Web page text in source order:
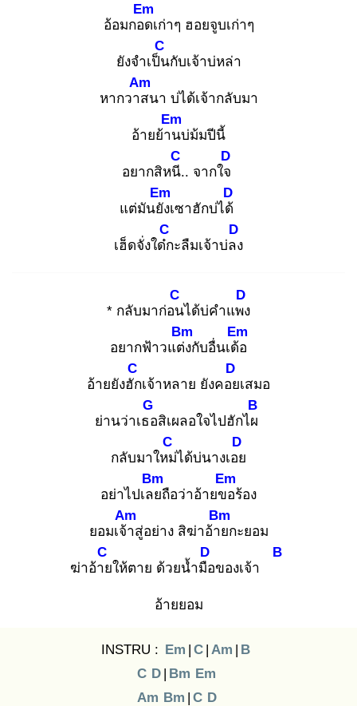
อ้อมกอด
Em
เก่าๆ ฮอยจูบเก่าๆ
ยังจำเป็น
C
กับเจ้าบ่หล่า
หากวาส
Am
นา บ่ได้เจ้ากลับมา
อ้ายย้าน
Em
บ่ม้มปีนี้
อยากสิหนี.
C
. จากใจ
D
แต่มันยัง
Em
เซาฮักบ่ได้
D
เฮ็ดจั่งใด๋ก
C
ะลืมเจ้าบ่ลง
D
* กลับมาก่อน
C
ได้บ่คำแพง
D
อยากฟ้าวแต่ง
Bm
กับอื่นเด้อ
Em
อ้ายยังฮัก
C
เจ้าหลาย ยังคอย
D
เสมอ
ย่านว่าเธอ
G
สิเผลอใจไปฮักไผ
B
กลับมาใหม่
C
ได้บ่นางเอย
D
อย่าไปเลย
Bm
ถือว่าอ้ายขอ
Em
ร้อง
ยอมเจ้า
Am
สู่อย่าง สิฆ่าอ้าย
Bm
กะยอม
ฆ่าอ้าย
C
ให้ตาย ด้วยน้ำมือ
D
ของเจ้า
B
อ้ายยอม
INSTRU : Em | C | Am | B
C D | Bm Em
Am Bm | C D